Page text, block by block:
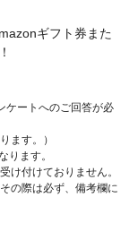
ギフト券また
ケートへのご回答が必
ます。）
ります。
け付けておりません。
の際は必ず、備考欄に